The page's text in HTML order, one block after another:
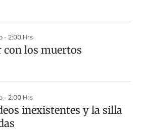
- 2:00 Hrs
con los muertos
- 2:00 Hrs
inexistentes y la silla